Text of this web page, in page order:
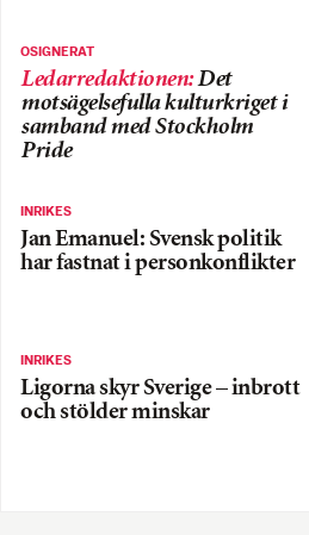
OSIGNERAT
Ledarredaktionen:Det
motsägelsefulla kulturkriget i
samband med Stockholm
Pride
INRIKES
Jan Emanuel: Svensk politik
har fastnat i personkonflikter
INRIKES
Ligorna skyr Sverige – inbrott
och stölder minskar